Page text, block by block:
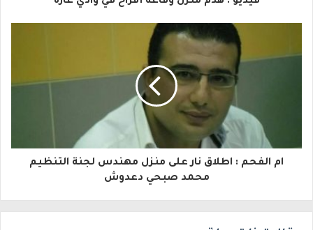
ام الفحم : اطلاق نار على منزل مهندس لجنة التنظيم
محمد صبحي دعدوش